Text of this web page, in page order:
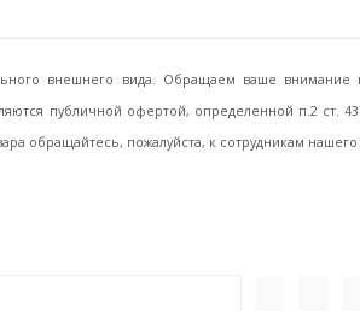
внешнего вида. Обращаем ваше
публичной офертой, определенной п.2 ст.
обращайтесь, пожалуйста, к сотрудникам нашего